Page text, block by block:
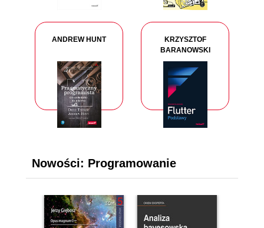
ANDREW HUNT
KRZYSZTOF
BARANOWSKI
Nowości: Programowanie